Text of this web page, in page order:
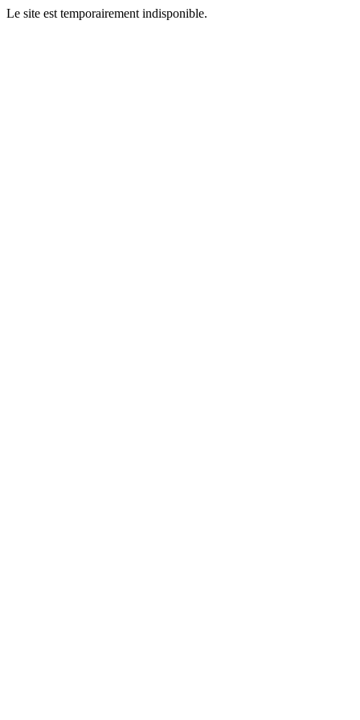
Le site est temporairement indisponible.